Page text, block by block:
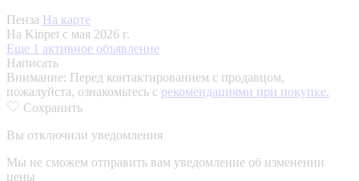
Пенза На карте
На Kinpet c мая 2026 г.
Еще 1 активное объявление
Написать
Внимание: Перед контактированием с продавцом,
пожалуйста, ознакомьтесь с рекомендациями при покупке.
Сохранить
Вы отключили уведомления
Мы не сможем отправить вам уведомление об изменении
цены